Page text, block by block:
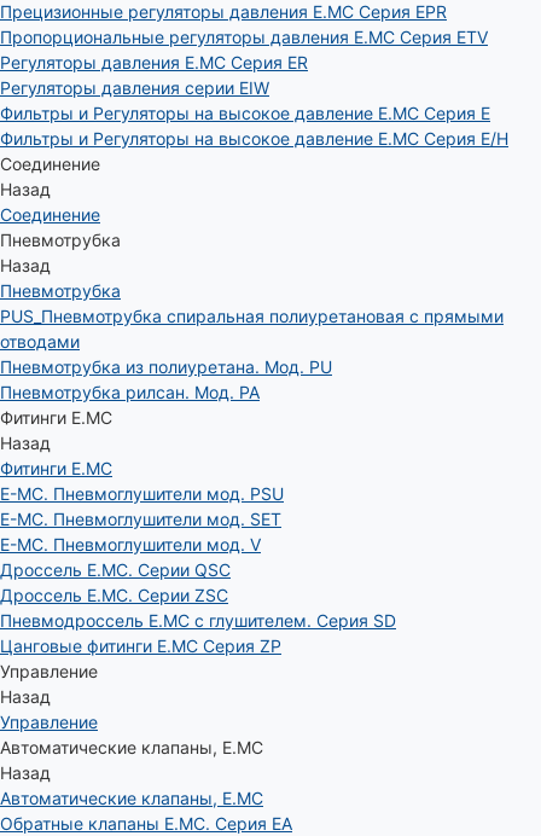
Прецизионные регуляторы давления E.MC Серия EPR
Пропорциональные регуляторы давления E.MC Серия ETV
Регуляторы давления E.MC Серия ER
Регуляторы давления серии EIW
Фильтры и Регуляторы на высокое давление E.MC Серия E
Фильтры и Регуляторы на высокое давление E.MC Серия E/H
Соединение
Назад
Соединение
Пневмотрубка
Назад
Пневмотрубка
PUS_Пневмотрубка спиральная полиуретановая с прямыми
отводами
Пневмотрубка из полиуретана. Мод. РU
Пневмотрубка рилсан. Мод. PA
Фитинги E.MC
Назад
Фитинги E.MC
E-MC. Пневмоглушители мод. PSU
E-MC. Пневмоглушители мод. SET
E-MC. Пневмоглушители мод. V
Дроссель E.MC. Серии QSC
Дроссель E.MC. Серии ZSC
Пневмодроссель E.MC с глушителем. Серия SD
Цанговые фитинги E.MC Серия ZP
Управление
Назад
Управление
Автоматические клапаны, Е.МС
Назад
Автоматические клапаны, Е.МС
Обратные клапаны E.MC. Серия EA